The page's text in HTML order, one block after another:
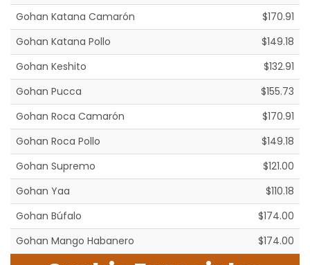
Gohan Katana Camarón
$170.91
Gohan Katana Pollo
$149.18
Gohan Keshito
$132.91
Gohan Pucca
$155.73
Gohan Roca Camarón
$170.91
Gohan Roca Pollo
$149.18
Gohan Supremo
$121.00
Gohan Yaa
$110.18
Gohan Búfalo
$174.00
Gohan Mango Habanero
$174.00